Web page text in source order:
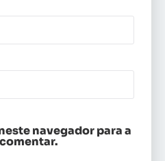
navegador para a